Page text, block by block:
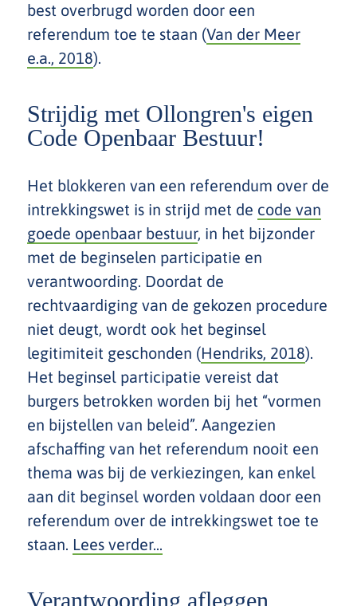
best overbrugd worden door een
referendum toe te staan (Van der Meer
e.a., 2018).
Strijdig met Ollongren's eigen
Code Openbaar Bestuur!
Het blokkeren van een referendum over de
intrekkingswet is in strijd met de code van
goede openbaar bestuur, in het bijzonder
met de beginselen participatie en
verantwoording. Doordat de
rechtvaardiging van de gekozen procedure
niet deugt, wordt ook het beginsel
legitimiteit geschonden (Hendriks, 2018).
Het beginsel participatie vereist dat
burgers betrokken worden bij het “vormen
en bijstellen van beleid”. Aangezien
afschaffing van het referendum nooit een
thema was bij de verkiezingen, kan enkel
aan dit beginsel worden voldaan door een
referendum over de intrekkingswet toe te
staan. Lees verder...
Verantwoording afleggen